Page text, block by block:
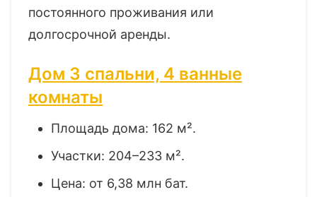
постоянного проживания или
долгосрочной аренды.
Дом 3 спальни, 4 ванные
комнаты
Площадь дома: 162 м².
Участки: 204–233 м².
Цена: от 6,38 млн бат.